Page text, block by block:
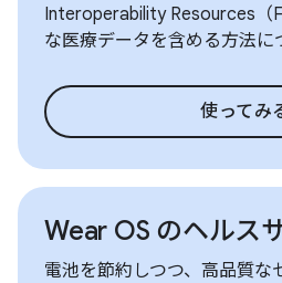
Interoperability Resources（
な医療データを含める方法に
使ってみ
Wear OS のヘルス
電池を節約しつつ、高品質な